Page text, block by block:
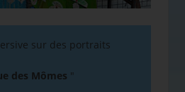
sur des portraits
des Mômes "